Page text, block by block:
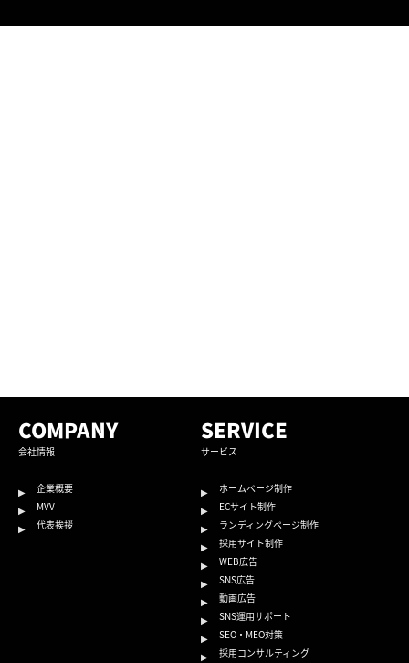
COMPANY
会社情報
企業概要
MVV
代表挨拶
SERVICE
サービス
ホームページ制作
ECサイト制作
ランディングページ制作
採用サイト制作
WEB広告
SNS広告
動画広告
SNS運用サポート
SEO・MEO対策
採用コンサルティング